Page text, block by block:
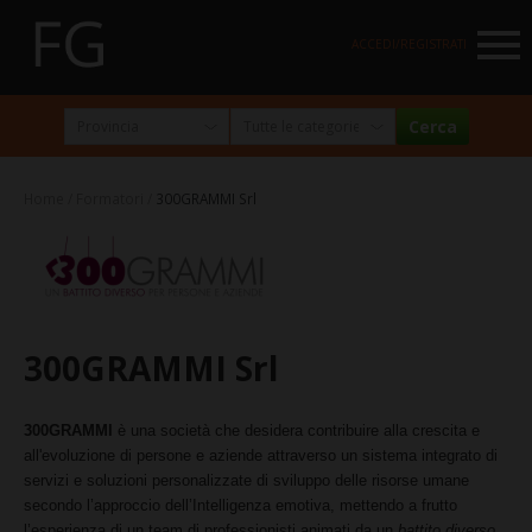
NAVIGATION
FormazioneGratuita
Perché e per chi?
Chi siamo
300GRAMMI Srl
300GRAMMI Srl
300GRAMMI è una società che desidera contribuire alla crescita e
all'evoluzione di persone e aziende attraverso un sistema integrato di
servizi e soluzioni personalizzate di sviluppo delle risorse umane
secondo l’approccio dell’Intelligenza emotiva, mettendo a frutto